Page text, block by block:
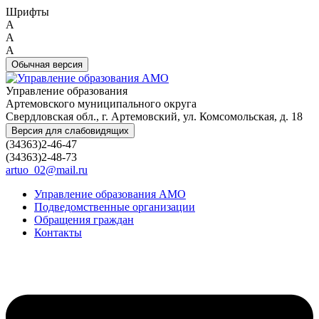
Шрифты
A
A
A
Обычная версия
Управление образования
Артемовского муниципального округа
Свердловская обл., г. Артемовский, ул. Комсомольская, д. 18
Версия для слабовидящих
(34363)2-46-47
(34363)2-48-73
artuo_02@mail.ru
Управление образования АМО
Подведомственные организации
Обращения граждан
Контакты